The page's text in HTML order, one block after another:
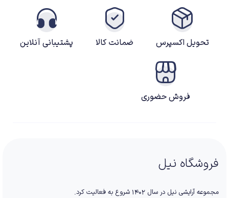
تحویل اکسپرس ضمانت کالا پشتیبانی آنلاین
فروش حضوری
فروشگاه نیل
مجموعه آرایشی نیل در سال ۱۴۰۲ شروع به فعالیت کرد.